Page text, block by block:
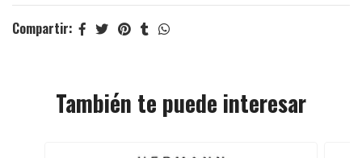
Compartir:
También te puede interesar